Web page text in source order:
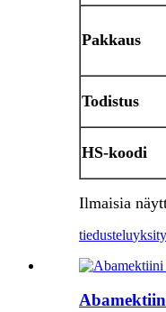
Pakkaus
Todistus
HS-koodi
Ilmaisia
tiedustelu